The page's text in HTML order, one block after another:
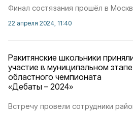
Финал состязания прошёл в
22 апреля 2024, 11:40
Ракитянские школьники
участие в муниципальном этапе
областного чемпионата
«Дебаты – 2024»
Встречу провели сотрудники